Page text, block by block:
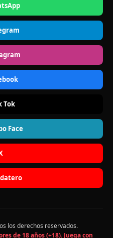
Tok
Face
los derechos reservados.
de 18 años (+18). Juega con